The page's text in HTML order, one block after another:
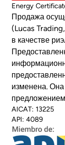
Energy
Продажа
(Lucas
в качестве
изменена.
AICAT: 13225
API: 4089